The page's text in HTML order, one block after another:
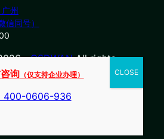
州
同号）
・OSDWANAll rights
询 （仅支持企业办理）
400-0606-936